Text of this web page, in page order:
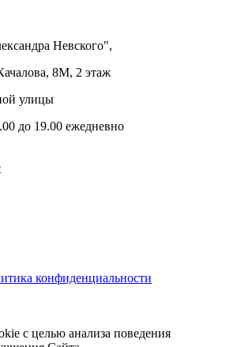
Невского",
8М, 2 этаж
улицы
до 19.00 ежедневно
конфиденциальности
с целью анализа поведения